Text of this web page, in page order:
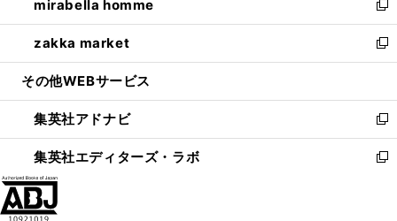
く
で
開
く
ド
ウ
で
開
ィ
ン
ド
ウ
開
く
い
ウ
ィ
ン
ウ
で
開
く
mirabella homme
新
し
い
ウ
ン
ド
ウ
で
zakka market
新
し
ウ
ィ
ン
ド
その他WEBサービス
集英社アドナビ
新
し
い
集英社エディターズ・ラボ
新